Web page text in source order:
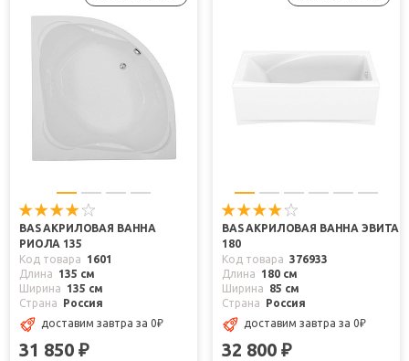
BAS АКРИЛОВАЯ ВАННА
РИОЛА 135
Код товара
1601
Длина
135 см
Ширина
135 см
Страна
Россия
доставим завтра за 0₽
31 850 ₽
BAS АКРИЛОВАЯ ВАННА ЭВИТА
180
Код товара 376933
Длина
180 см
Ширина
85 см
Страна
Россия
доставим завтра за 0₽
32 800 ₽